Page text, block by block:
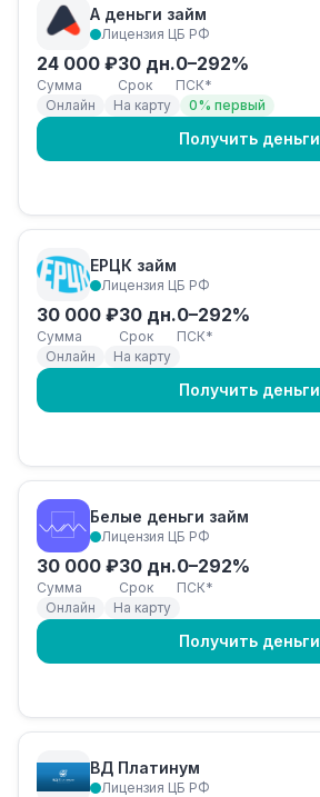
А деньги займ
Лицензия ЦБ РФ
24 000 ₽
Сумма
30 дн.
Срок
0–292%
ПСК*
Онлайн
На карту 0% первый
Получить деньги
ЕРЦК займ
Лицензия ЦБ РФ
30 000 ₽
Сумма
30 дн.
Срок
0–292%
ПСК*
Онлайн
На карту
Получить деньги
Белые деньги займ
Лицензия ЦБ РФ
30 000 ₽
Сумма
30 дн.
Срок
0–292%
ПСК*
Онлайн
На карту
Получить деньги
ВД Платинум
Лицензия ЦБ РФ